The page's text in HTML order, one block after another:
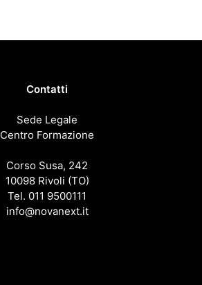
Contatti
Sede Legale
Centro Formazione
Corso Susa, 242
10098 Rivoli (TO)
Tel. 011 9500111
info@novanext.it